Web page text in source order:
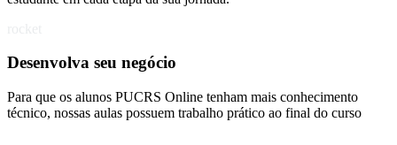
Desenvolva seu negócio
Para que os alunos PUCRS Online tenham mais conhecimento
técnico, nossas aulas possuem trabalho prático ao final do curso